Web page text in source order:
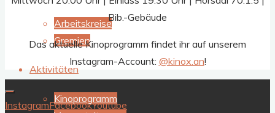
Arbeitskreise
Gremien
Aktivitäten
Kinoprogramm
Bib.-Gebäude
Das aktuelle Kinoprogramm findet ihr auf unserem
Instagram-Account: @kinox.an!
InstagramFacebookYoutube